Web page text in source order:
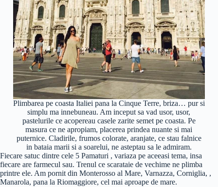
Plimbarea pe coasta Italiei pana la Cinque Terre, briza… pur si
simplu ma innebuneau. Am inceput sa vad usor, usor,
pastelurile ce acopereau casele zarite semet pe coasta. Pe
masura ce ne apropiam, placerea prindea nuante si mai
puternice. Cladirile, frumos colorate, aranjate, ce stau falnice
in bataia marii si a soarelui, ne asteptau sa le admiram.
Fiecare satuc dintre cele 5 Pamaturi , variaza pe aceeasi tema, insa
fiecare are farmecul sau. Trenul ce scarataie de vechime ne plimba
printre ele. Am pornit din Monterosso al Mare, Varnazza, Corniglia, ,
Manarola, pana la Riomaggiore, cel mai aproape de mare.